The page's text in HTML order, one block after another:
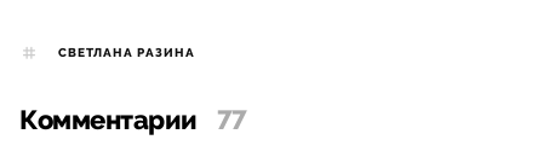
СВЕТЛАНА РАЗИНА
Комментарии 77